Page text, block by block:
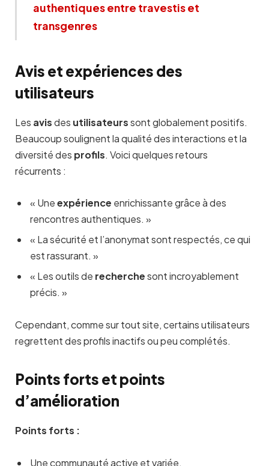
authentiques entre travestis et
transgenres
Avis et expériences des
utilisateurs
Les avisdes utilisateurssont globalement positifs.
Beaucoup soulignent la qualité des interactions et la
diversité des profils. Voici quelques retours
récurrents :
« Uneexpérience enrichissante grâce à des
rencontres authentiques. »
« La sécurité et l’anonymat sont respectés, ce qui
est rassurant. »
« Les outils de recherchesont incroyablement
précis. »
Cependant, comme sur tout site, certains utilisateurs
regrettent des profils inactifs ou peu complétés.
Points forts et points
d’amélioration
Points forts :
Une communauté active et variée.